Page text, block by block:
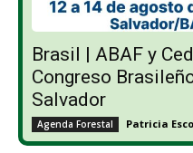
Brasil | ABAF y
Congreso
Salvador
Agenda Forestal Patricia